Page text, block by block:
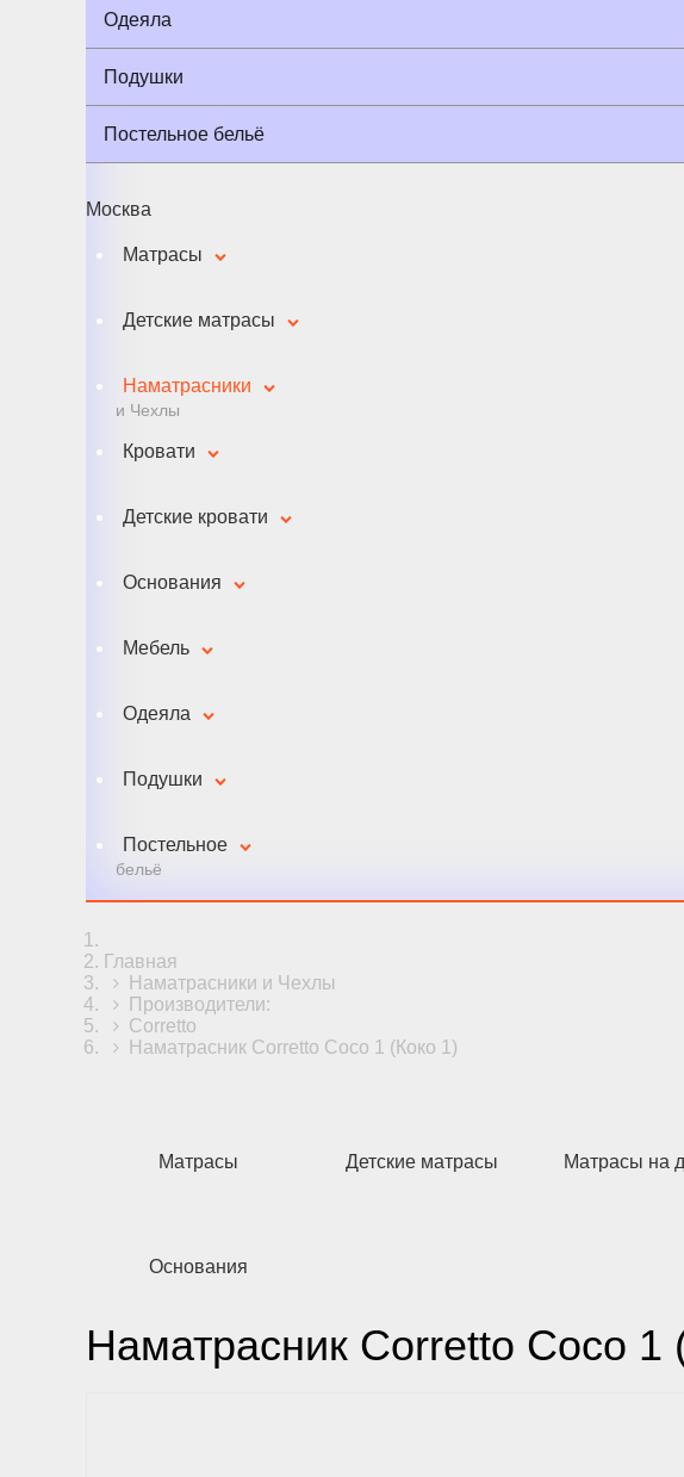
Одеяла
Подушки
Постельное бельё
Москва
Матрасы
Детские матрасы
Наматрасники
и Чехлы
Кровати
Детские кровати
Основания
Мебель
Одеяла
Подушки
Постельное
бельё
Главная
Наматрасники и Чехлы
Производители:
Corretto
Наматрасник Corretto Coco 1 (Коко 1)
Матрасы Детские матрасы Матрасы на
Основания
Наматрасник Corretto Coco 1